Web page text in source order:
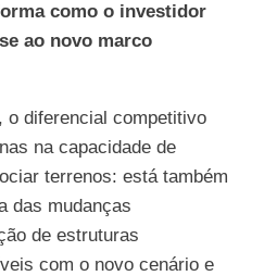
como o investidor
ao novo marco
o diferencial competitivo
na capacidade de
terrenos: está também
das mudanças
de estruturas
com o novo cenário e